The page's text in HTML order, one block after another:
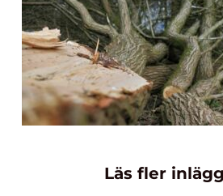
Läs fler